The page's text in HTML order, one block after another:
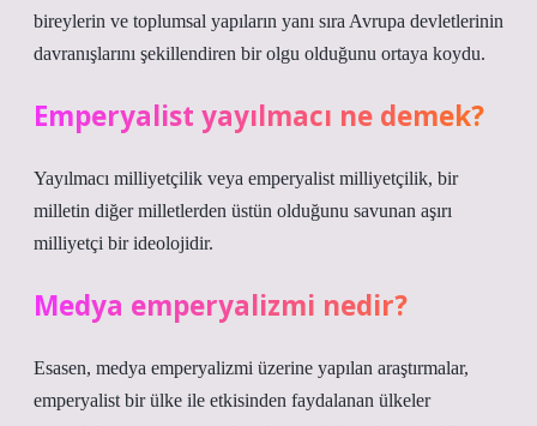
bireylerin ve toplumsal yapıların yanı sıra Avrupa devletlerinin
davranışlarını şekillendiren bir olgu olduğunu ortaya koydu.
Emperyalist yayılmacı ne demek?
Yayılmacı milliyetçilik veya emperyalist milliyetçilik, bir
milletin diğer milletlerden üstün olduğunu savunan aşırı
milliyetçi bir ideolojidir.
Medya emperyalizmi nedir?
Esasen, medya emperyalizmi üzerine yapılan araştırmalar,
emperyalist bir ülke ile etkisinden faydalanan ülkeler